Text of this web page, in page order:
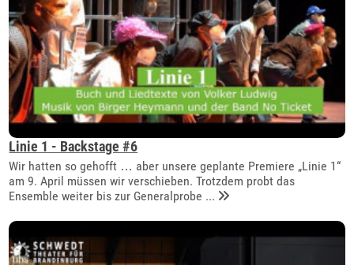
Linie 1 - Backstage #6
Wir hatten so gehofft … aber unsere geplante Premiere „Linie 1“
am 9. April müssen wir verschieben. Trotzdem probt das
Ensemble weiter bis zur Generalprobe ...